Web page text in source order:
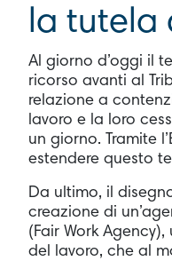
la tutela
Al giorno d’oggi il
ricorso avanti al
relazione a
lavoro e la loro
un giorno. Tramite
estendere questo
Da ultimo, il
creazione di
(Fair Work
del lavoro, che al